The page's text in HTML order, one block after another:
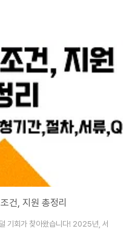
건, 지원 총정리
기회가 찾아왔습니다! 2025년, 서